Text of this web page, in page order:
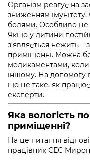
Організм реагує на
зниженням
болями. Особливо це
Якщо у дитини
з’являється нежить –
приміщенні. Можна
медикаментами, коли
іншому. На допомогу
що це таке, як
експерти.
Яка вологість
приміщенні?
На це питання
працівник СЕС